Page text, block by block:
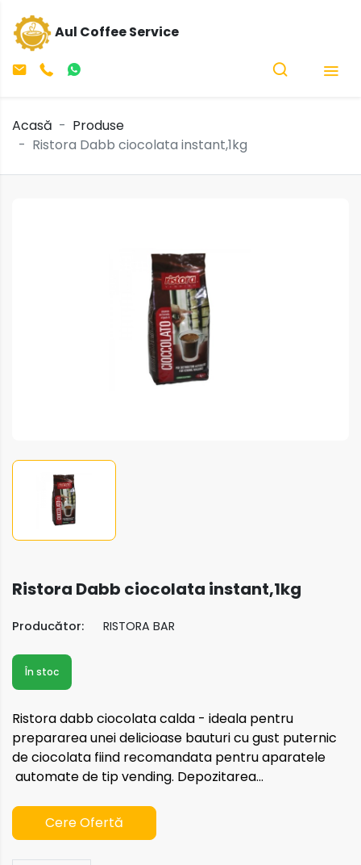
Aul Coffee Service
Acasă
Produse
Ristora Dabb ciocolata instant,1kg
Ristora Dabb ciocolata instant,1kg
Producător: RISTORA BAR
În stoc
Ristora dabb ciocolata calda - ideala pentru
prepararea unei delicioase bauturi cu gust puternic
de ciocolata fiind recomandata pentru aparatele
automate de tip vending. Depozitarea...
Cere Ofertă